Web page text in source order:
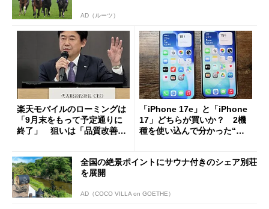
AD（ルーツ）
楽天モバイルのローミングは
「9月末をもって予定通りに
終了」 狙いは「品質改善」
も
「iPhone 17e」と「iPhone
17」どちらが買いか？ 2機
種を使い込んで分かった“ス
全国の絶景ポイントにサウナ付きのシェア別荘
を展開
AD（COCO VILLA on GOETHE）